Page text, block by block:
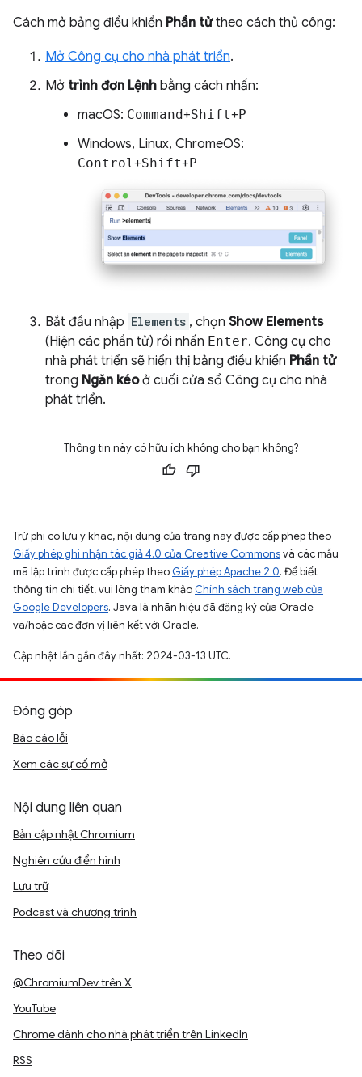
Cách mở bảng điều khiển Phần tửtheo cách thủ công:
Mở Công cụ cho nhà phát triển.
Mở trình đơn Lệnh bằng cách nhấn:
macOS: Command+Shift+P
Windows, Linux, ChromeOS:
Control+Shift+P
Bắt đầu nhập Elements , chọn Show Elements
(Hiện các phần tử) rồi nhấn Enter. Công cụ cho
nhà phát triển sẽ hiển thị bảng điều khiển Phần tử
trong Ngăn kéoở cuối cửa sổ Công cụ cho nhà
phát triển.
Thông tin này có hữu ích không cho bạn không?
Trừ phi có lưu ý khác, nội dung của trang này được cấp phép theo
Giấy phép ghi nhận tác giả 4.0 của Creative Commonsvà các mẫu
mã lập trình được cấp phép theo Giấy phép Apache 2.0. Để biết
thông tin chi tiết, vui lòng tham khảo Chính sách trang web của
Google Developers. Java là nhãn hiệu đã đăng ký của Oracle
và/hoặc các đơn vị liên kết với Oracle.
Cập nhật lần gần đây nhất: 2024-03-13 UTC.
Đóng góp
Báo cáo lỗi
Xem các sự cố mở
Nội dung liên quan
Bản cập nhật Chromium
Nghiên cứu điển hình
Lưu trữ
Podcast và chương trình
Theo dõi
@ChromiumDev trên X
YouTube
Chrome dành cho nhà phát triển trên LinkedIn
RSS